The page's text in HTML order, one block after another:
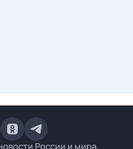
России и мира,